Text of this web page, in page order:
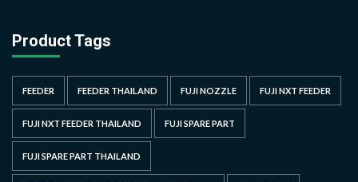
Product Tags
FEEDER FEEDER THAILAND FUJI NOZZLE FUJI NXT FEEDER
FUJI NXT FEEDER THAILAND FUJI SPARE PART
FUJI SPARE PART THAILAND